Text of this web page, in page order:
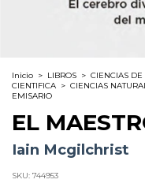
Inicio > LIBROS > CIENCIAS
CIENTIFICA > CIENCIAS
EMISARIO
EL
Iain Mcgilchrist
SKU: 744953